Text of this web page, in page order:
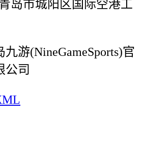
市城阳区国际空港工
游(NineGameSports)官
公司